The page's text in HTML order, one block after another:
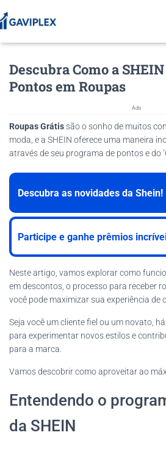
Descubra Como a
Pontos em Roupas
Ads
Roupas Grátissão o sonho de muitos
moda, e a SHEIN oferece uma maneira
através de seu programa de pontos e do
Descubra as novidades da Shein!
Participe e ganhe prêmios
Neste artigo, vamos explorar como
em descontos, o processo para receber
você pode maximizar sua experiência de
Seja você um cliente fiel ou um novato,
para experimentar novos estilos e
para a marca.
Vamos descobrir como aproveitar ao
Entendendo o
da SHEIN